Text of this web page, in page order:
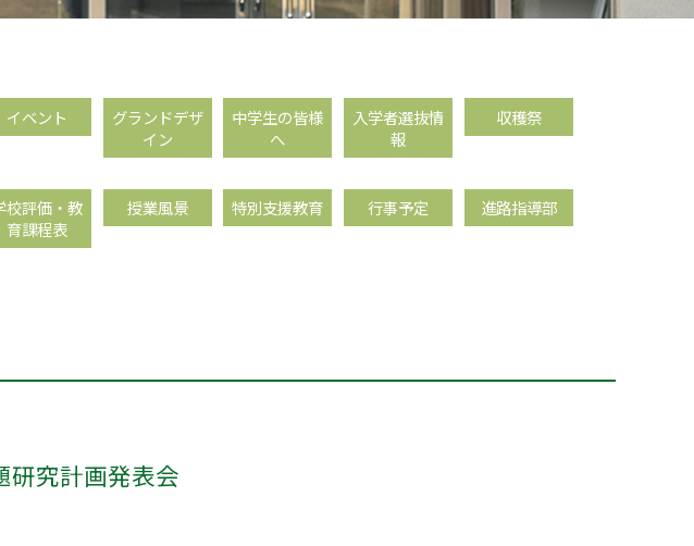
イベント
グランドデザ
イン
中学生の皆様
へ
入学者選抜情
報
収穫祭
校評価・教
育課程表
授業風景 特別支援教育 行事予定 進路指導部
研究計画発表会